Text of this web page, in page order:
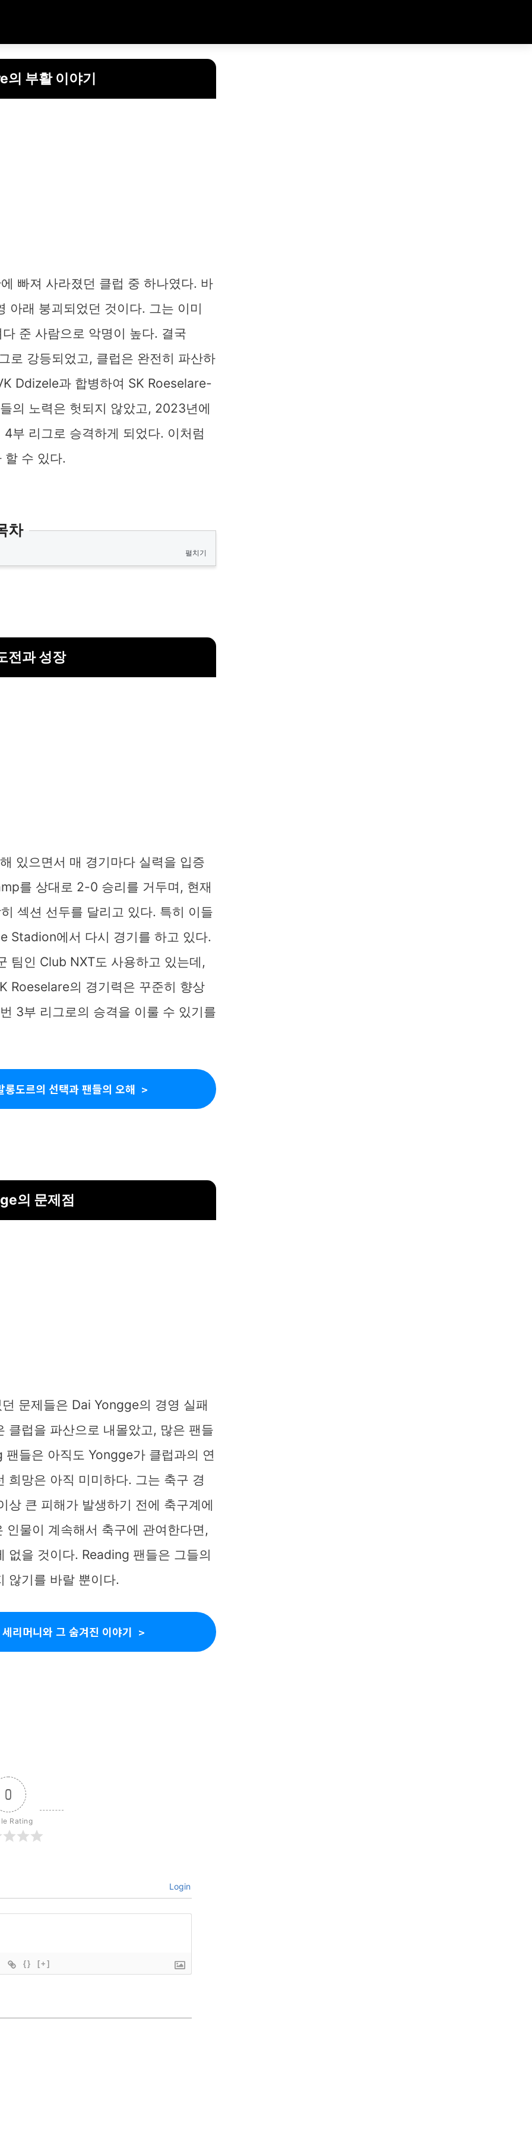
부활 이야기
빠져 사라졌던 클럽 중 하나였다. 바
아래 붕괴되었던 것이다. 그는 이미
준 사람으로 악명이 높다. 결국
로 강등되었고, 클럽은 완전히 파산하
Ddizele과 합병하여 SK Roeselare-
의 노력은 헛되지 않았고, 2023년에
부 리그로 승격하게 되었다. 이처럼
할 수 있다.
차
펼치기
전과 성장
있으면서 매 경기마다 실력을 입증
를 상대로 2-0 승리를 거두며, 현재
섹션 선두를 달리고 있다. 특히 이들
Stadion에서 다시 경기를 하고 있다.
팀인 Club NXT도 사용하고 있는데,
Roeselare의 경기력은 꾸준히 향상
3부 리그로의 승격을 이룰 수 있기를
도르의 선택과 팬들의 오해
의 문제점
문제들은 Dai Yongge의 경영 실패
클럽을 파산으로 내몰았고, 많은 팬들
들은 아직도 Yongge가 클럽과의 연
희망은 아직 미미하다. 그는 축구 경
상 큰 피해가 발생하기 전에 축구계에
물이 계속해서 축구에 관여한다면,
없을 것이다. Reading 팬들은 그들의
않기를 바랄 뿐이다.
리머니와 그 숨겨진 이야기
0
Rating
Login
{} [+]